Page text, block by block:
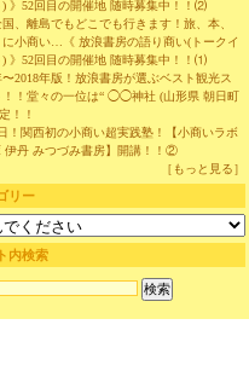
) 》52回目の開催地 随時募集中！！⑵
国、離島でもどこでも行きます！旅、本、
に小商い…《 放浪書房の語り商い(トークイ
) 》52回目の開催地 随時募集中！！⑴
〜2018年版！放浪書房が選ぶベスト観光ス
！！堂々の一位は“ ◯◯神社 (山形県 朝日町
！！
！関西初の小商い超実践塾！【小商いラボ
伊丹 みつづみ書房】開講！！②
［もっと見る］
リー
内検索